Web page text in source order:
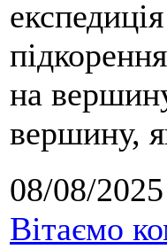
на
вершину,
08/08/2025
Вітаємо